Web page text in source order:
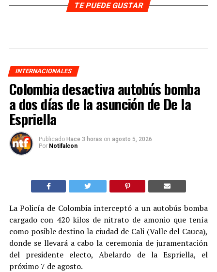
TE PUEDE GUSTAR
INTERNACIONALES
Colombia desactiva autobús bomba
a dos días de la asunción de De la
Espriella
Publicado Hace 3 horas on agosto 5, 2026
Por Notifalcon
La Policía de Colombia interceptó a un autobús bomba
cargado con 420 kilos de nitrato de amonio que tenía
como posible destino la ciudad de Cali (Valle del Cauca),
donde se llevará a cabo la ceremonia de juramentación
del presidente electo, Abelardo de la Espriella, el
próximo 7 de agosto.